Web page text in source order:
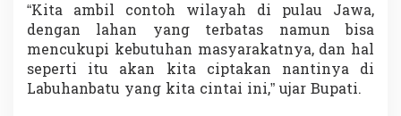
“Kita ambil contoh wilayah di pulau Jawa,
dengan lahan yang terbatas namun bisa
mencukupi kebutuhan masyarakatnya, dan hal
seperti itu akan kita ciptakan nantinya di
Labuhanbatu yang kita cintai ini,” ujar Bupati.